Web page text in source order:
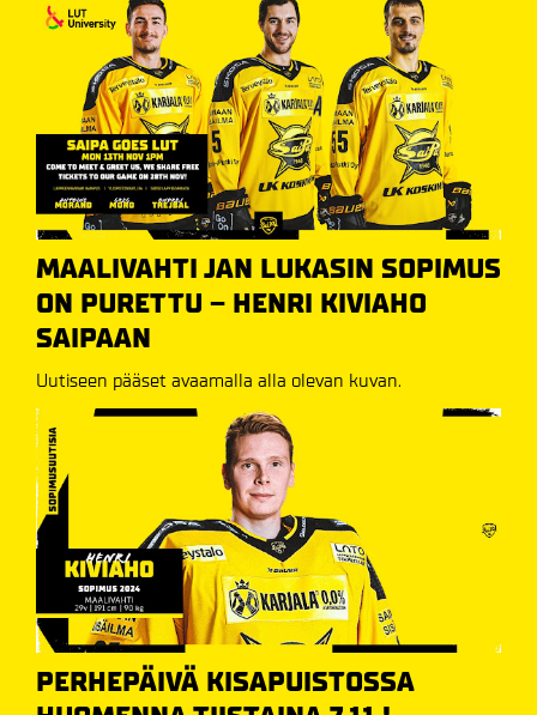
MAALIVAHTI JAN LUKASIN SOPIMUS
ON PURETTU – HENRI KIVIAHO
SAIPAAN
Uutiseen pääset avaamalla alla olevan kuvan.
PERHEPÄIVÄ KISAPUISTOSSA